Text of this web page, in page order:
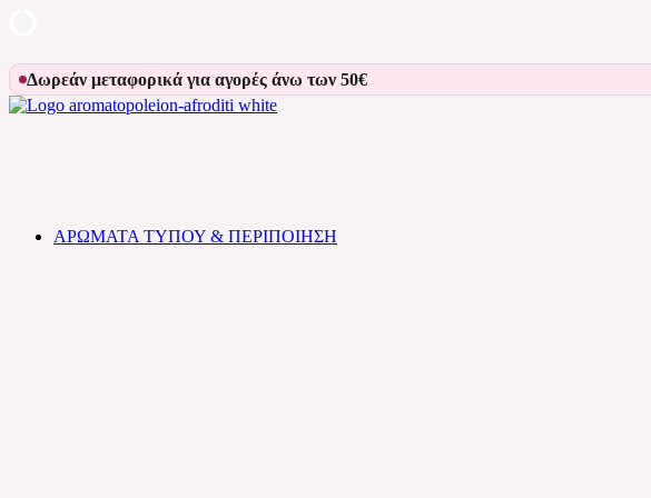
Skip
to
content
Δωρεάν μεταφορικά για αγορές άνω των 50€
ΑΡΩΜΑΤΑ ΤΥΠΟΥ & ΠΕΡΙΠΟΙΗΣΗ